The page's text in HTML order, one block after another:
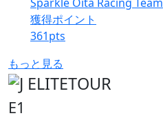
獲得ポイント
361pts
もっと見る
E1